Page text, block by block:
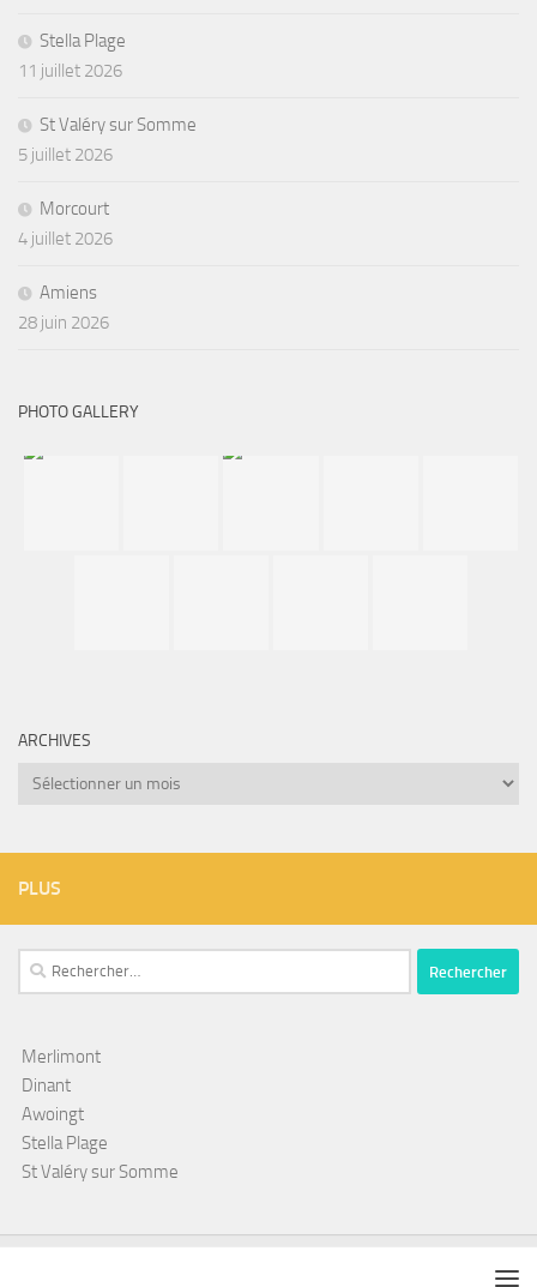
Stella Plage
11 juillet 2026
St Valéry sur Somme
5 juillet 2026
Morcourt
4 juillet 2026
Amiens
28 juin 2026
PHOTO GALLERY
ARCHIVES
Archives
PLUS
Rechercher :
Merlimont
Dinant
Awoingt
Stella Plage
St Valéry sur Somme